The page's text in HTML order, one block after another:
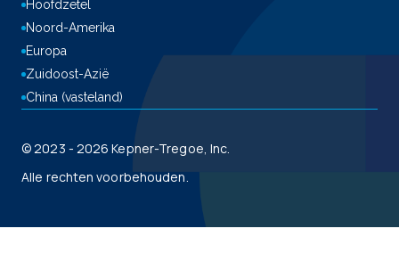
Hoofdzetel
Noord-Amerika
Europa
Zuidoost-Azië
China (vasteland)
© 2023 - 2026 Kepner-Tregoe, Inc.
Alle rechten voorbehouden.